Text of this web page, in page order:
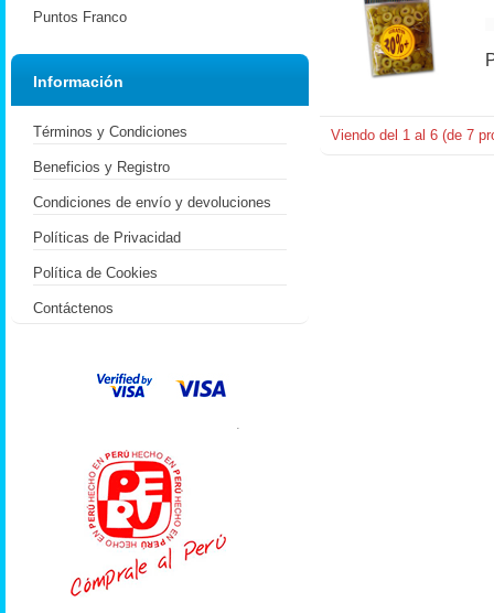
Viendo del 1 al 6 (de 7
Puntos Franco
Información
Términos y Condiciones
Beneficios y Registro
Condiciones de envío y devoluciones
Políticas de Privacidad
Política de Cookies
Contáctenos
.